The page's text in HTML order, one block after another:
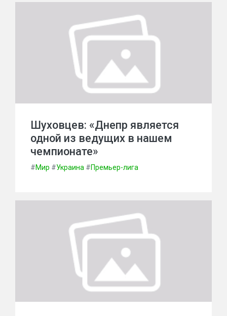
Шуховцев: «Днепр является
одной из ведущих в нашем
чемпионате»
#Мир #Украина #Премьер-лига